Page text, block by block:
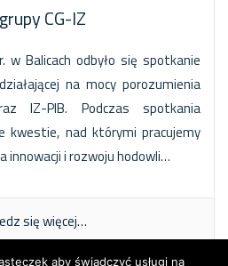
CG-IZ
w Balicach odbyło się spotkanie
na mocy porozumienia
IZ-PIB. Podczas spotkania
kwestie, nad którymi pracujemy
innowacji i rozwoju hodowli…
się więcej…
aby świadczyć usługi na